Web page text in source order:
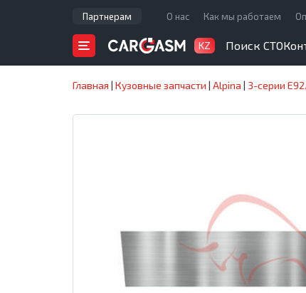
Партнерам О нас Как мы работаем
KZ Поиск СТО
Главная | Кузовные запчасти | Alpina | 3-серии